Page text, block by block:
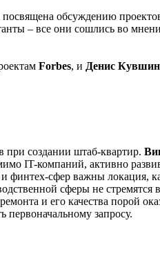
посвящена обсуждению
– все они сошлись во
Forbes, и Денис
создании штаб-квартир.
IT-компаний, активно
сфер важны локация,
сферы не
и его качества порой
первоначальному запросу.